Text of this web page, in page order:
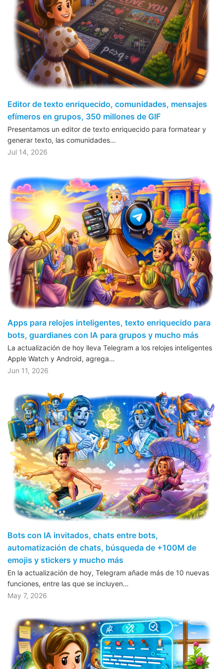
Editor de texto enriquecido, comunidades, mensajes
efímeros en grupos, 350 millones de GIF
Presentamos un editor de texto enriquecido para formatear y
generar texto, las comunidades…
Jul 14, 2026
Apps para relojes inteligentes, texto enriquecido para
bots, guardianes con IA para grupos y mucho más
La actualización de hoy lleva Telegram a los relojes inteligentes
Apple Watch y Android, agrega…
Jun 11, 2026
Bots con IA invitados, chats entre bots,
automatización de chats, búsqueda de +100M de
emojis y stickers y mucho más
En la actualización de hoy, Telegram añade más de 10 nuevas
funciones, entre las que se incluyen…
May 7, 2026